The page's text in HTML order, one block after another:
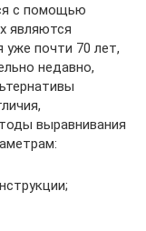
с помощью
являются
почти 70 лет,
недавно,
выравнивания